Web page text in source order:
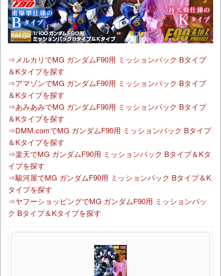
⇒メルカリでMG ガンダムF90用 ミッションパック Bタイプ
＆Kタイプを探す
⇒アマゾンでMG ガンダムF90用 ミッションパック Bタイプ
＆Kタイプを探す
⇒あみあみでMG ガンダムF90用 ミッションパック Bタイプ
＆Kタイプを探す
⇒DMM.comでMG ガンダムF90用 ミッションパック Bタイプ
＆Kタイプを探す
⇒楽天でMG ガンダムF90用 ミッションパック Bタイプ＆Kタ
イプを探す
⇒駿河屋でMG ガンダムF90用 ミッションパック Bタイプ＆K
タイプを探す
⇒ヤフーショッピングでMG ガンダムF90用 ミッションパッ
ク Bタイプ＆Kタイプを探す